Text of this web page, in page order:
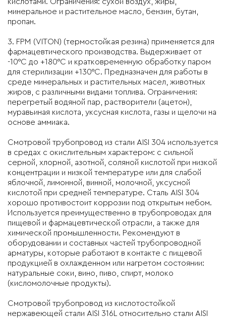
минеральное и растительное масло, бензин, бутан,
пропан.
3. FPM (VITON) (термостойкая резина) применяется для
фармацевтического производства. Выдерживает от
-10°C до +180°C и кратковременную обработку паром
для стерилизации +130°C. Предназначен для работы в
среде минеральных и растительных масел, животных
жиров, с различными видами топлива. Ограничения:
перегретый водяной пар, растворители (ацетон),
муравьиная кислота, уксусная кислота, газы и щелочи на
основе аммиака.
Смотровой трубопровод из стали AISI 304 используется
в средах с окислительным характером: с сильной
серной, хлорной, азотной, соляной кислотой при низкой
концентрации и низкой температуре или для слабой
яблочной, лимонной, винной, молочной, уксусной
кислотой при средней температуре. Сталь AISI 304
хорошо противостоит коррозии под открытым небом.
Используется преимущественно в трубопроводах для
пищевой и фармацевтической отрасли, а также для
химической промышленности. Рекомендуют в
оборудовании и составных частей трубопроводной
арматуры, которые работают в контакте с пищевой
продукцией в охлажденном или нагретом состоянии:
натуральные соки, вино, пиво, спирт, молоко
(кисломолочные продукты).
Смотровой трубопровод из кислотостойкой
нержавеющей стали AISI 316L
относительно стали AISI